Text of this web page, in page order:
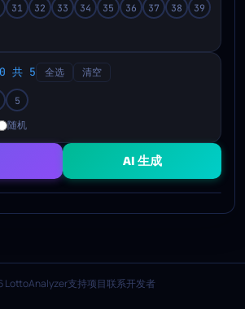
31 32 33 34 35 36 37 38
39
0 共 5 全选 清空
5
随机
AI 生成
LottoAnalyzer支持项目联系开发者